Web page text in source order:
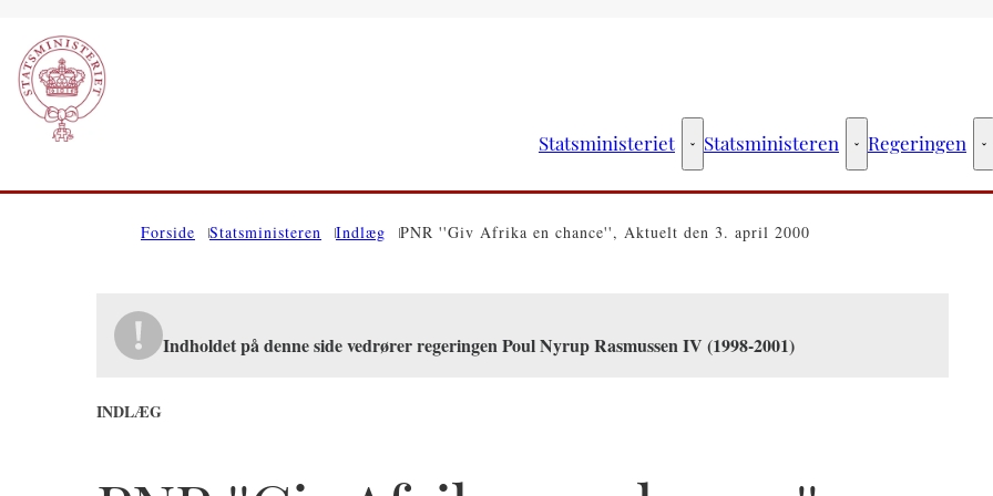
Statsministeriet Statsministeriet - Flere links
Statsministeren Statsministeren -
Regeringen
Forside Statsministeren Indlæg PNR ''Giv Afrika en chance'', Aktuelt den 3. april 2000
Indholdet på denne side vedrører regeringen Poul Nyrup Rasmussen IV (1998-2001)
INDLÆG